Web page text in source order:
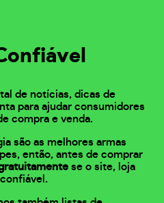
de notícias, dicas de
para ajudar consumidores
compra e venda.
são as melhores armas
então, antes de comprar
se o site, loja